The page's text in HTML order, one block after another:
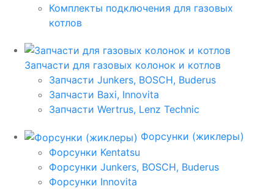
Комплекты подключения для газовых
котлов
Запчасти для газовых колонок и котлов
Запчасти Junkers, BOSCH, Buderus
Запчасти Baxi, Innovita
Запчасти Wertrus, Lenz Technic
Форсунки (жиклеры)
Форсунки Kentatsu
Форсунки Junkers, BOSCH, Buderus
Форсунки Innovita